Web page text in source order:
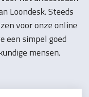
Loondesk. Steeds
voor onze online
een simpel goed
mensen.